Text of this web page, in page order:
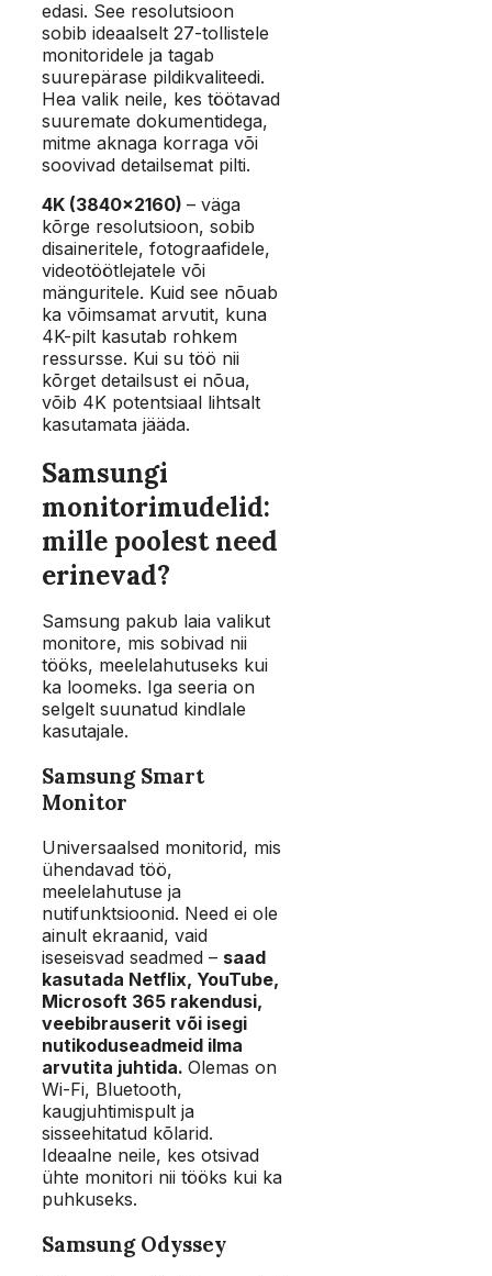
edasi. See resolutsioon
sobib ideaalselt 27-tollistele
monitoridele ja tagab
suurepärase pildikvaliteedi.
Hea valik neile, kes töötavad
suuremate dokumentidega,
mitme aknaga korraga või
soovivad detailsemat pilti.
4K (3840×2160) – väga
kõrge resolutsioon, sobib
disaineritele, fotograafidele,
videotöötlejatele või
mänguritele. Kuid see nõuab
ka võimsamat arvutit, kuna
4K-pilt kasutab rohkem
ressursse. Kui su töö nii
kõrget detailsust ei nõua,
võib 4K potentsiaal lihtsalt
kasutamata jääda.
Samsungi
monitorimudelid:
mille poolest need
erinevad?
Samsung pakub laia valikut
monitore, mis sobivad nii
tööks, meelelahutuseks kui
ka loomeks. Iga seeria on
selgelt suunatud kindlale
kasutajale.
Samsung Smart
Monitor
Universaalsed monitorid, mis
ühendavad töö,
meelelahutuse ja
nutifunktsioonid. Need ei ole
ainult ekraanid, vaid
iseseisvad seadmed – saad
kasutada Netflix, YouTube,
Microsoft 365 rakendusi,
veebibrauserit või isegi
nutikoduseadmeid ilma
arvutita juhtida. Olemas on
Wi-Fi, Bluetooth,
kaugjuhtimispult ja
sisseehitatud kõlarid.
Ideaalne neile, kes otsivad
ühte monitori nii tööks kui ka
puhkuseks.
Samsung Odyssey